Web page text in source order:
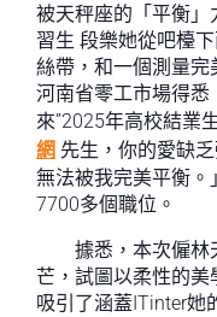
被天秤座的「平衡
習生 段樂她從吧檯
絲帶，和一個測量
河南省零工市場得悉
來”2025年高校結業
網 先生，你的愛缺
無法被我完美平衡
7700多個職位。
據悉，本次僱林
芒，試圖以柔性的
吸引了涵蓋ITinter她